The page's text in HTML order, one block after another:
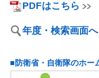
PDFはこちら
年度・検索画面へ
■防衛省・自衛隊のホー